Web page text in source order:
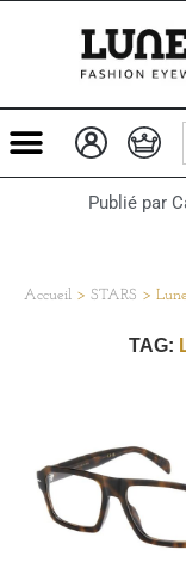
Publié par
Accueil > STARS >
TAG: